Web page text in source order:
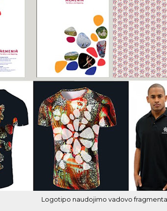
Logotipo naudojimo vadovo